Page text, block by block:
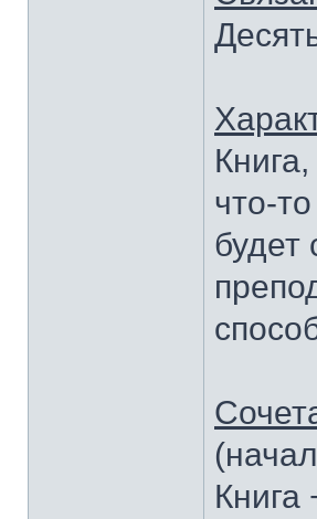
что-
будет